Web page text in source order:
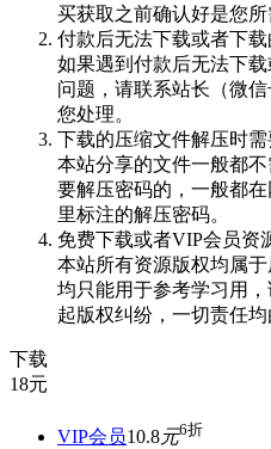
买获取之前确认好是您所
付款后无法下载或者下
如果遇到付款后无法下
问题，请联系站长（微
您处理。
下载的压缩文件解压时需
本站分享的文件一般都
要解压密码的，一般都
里标注的解压密码。
免费下载或者VIP会员资
本站所有资源版权均属
均只能用于参考学习用
起版权纠纷，一切责任均
下载
18元
VIP会员10.8元6折